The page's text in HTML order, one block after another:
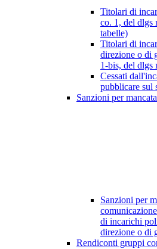
Titolari di
co. 1, del dlgs
tabelle)
Titolari di
direzione o di
1-bis, del dlgs
Cessati
pubblicare sul
Sanzioni per
Sanzioni per
di incarichi
direzione o di
Rendiconti gruppi